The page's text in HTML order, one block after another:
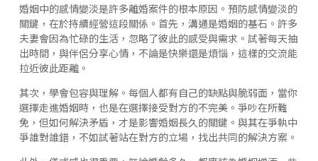
婚姻中的感情變淡是許多離婚案件的根本原因。預防感情變淡的
關鍵，在於持續經營這段關係。首先，溝通是婚姻的基石。許多
夫妻會因為忙碌的生活，忽略了彼此的感受與需求。試著每天抽
出時間，與伴侶分享心情，不論是快樂還是煩惱，這樣的交流能
拉近彼此距離。
其次，學會包容與理解。每個人都有自己的缺點與脆弱面，當你
選擇走進婚姻時，也是在選擇接受對方的不完美。爭吵在所難
免，但如何解決矛盾，才是影響婚姻長久的關鍵。與其在爭執中
爭誰對誰錯，不如試著站在對方的立場，找出共同的解決方案。